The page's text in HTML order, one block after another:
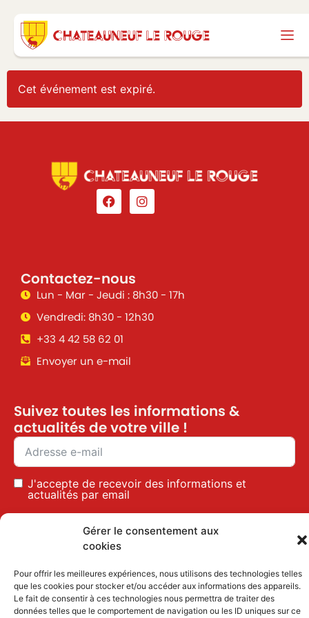
Gérer le consentement aux
cookies
Pour offrir les meilleures expériences, nous utilisons des technologies telles
que les cookies pour stocker et/ou accéder aux informations des appareils.
Le fait de consentir à ces technologies nous permettra de traiter des
données telles que le comportement de navigation ou les ID uniques sur ce
Cet événement est expiré.
Contactez-nous
Lun - Mar - Jeudi : 8h30 - 17h
Vendredi: 8h30 - 12h30
+33 4 42 58 62 01
Envoyer un e-mail
Suivez toutes les informations &
actualités de votre ville !
J'accepte de recevoir des informations et
actualités par email
Inscription
Mentions légales|Politique des cookies